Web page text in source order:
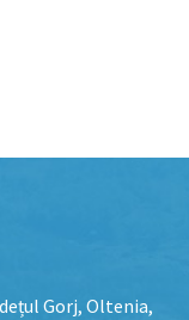
Gorj, Oltenia,